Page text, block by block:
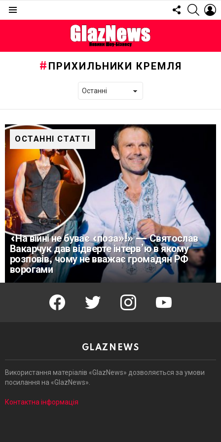
FOLLOW
US
ПРИХИЛЬНИКИ КРЕМЛЯ
ОСТАННІ СТАТТІ
«На війні не буває «поза»!» — Святослав
Вакарчук дав відверте інтерв’ю в якому
розповів, чому не вважає громадян РФ
ворогами
facebook twitter instagram youtube
GLAZNEWS
Використання матеріалів «GlazNews» дозволяється за умови
посилання на «GlazNews».
Контактна інформація